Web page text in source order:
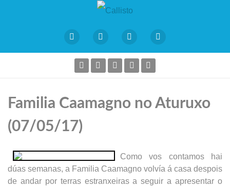
Familia Caamagno no Aturuxo
(07/05/17)
Como vos contamos hai
dúas semanas, a Familia Caamagno volvía á casa despois
de andar por terras estranxeiras a seguir a apresentar o